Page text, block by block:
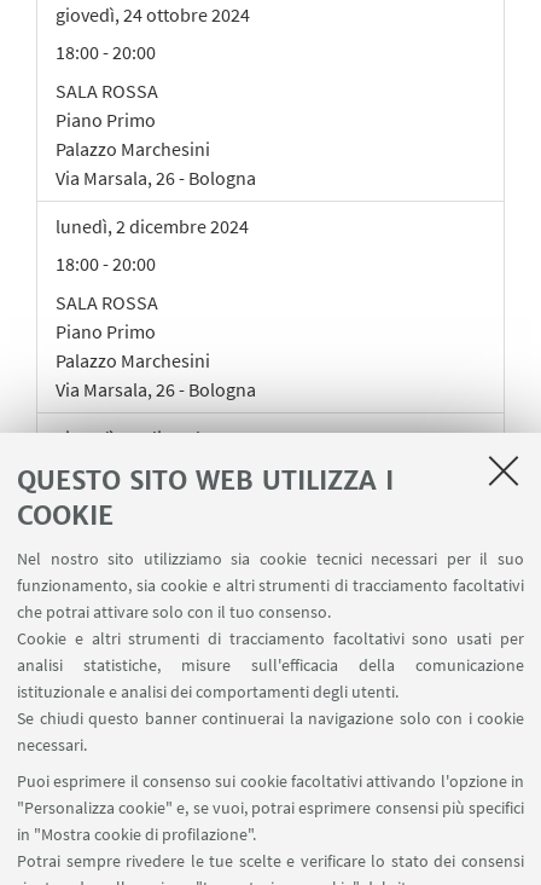
QUESTO SITO WEB UTILIZZA I
COOKIE
Nel nostro sito utilizziamo sia cookie tecnici necessari per il suo
funzionamento, sia cookie e altri strumenti di tracciamento facoltativi
che potrai attivare solo con il tuo consenso.
Cookie e altri strumenti di tracciamento facoltativi sono usati per
analisi statistiche, misure sull'efficacia della comunicazione
istituzionale e analisi dei comportamenti degli utenti.
Se chiudi questo banner continuerai la navigazione solo con i cookie
necessari.
Puoi esprimere il consenso sui cookie facoltativi attivando l'opzione in
"Personalizza cookie" e, se vuoi, potrai esprimere consensi più specifici
in "Mostra cookie di profilazione".
Potrai sempre rivedere le tue scelte e verificare lo stato dei consensi
giovedì, 24ottobre 2024
18:00 - 20:00
SALA ROSSA
Piano Primo
Palazzo Marchesini
Via Marsala, 26 - Bologna
lunedì, 2 dicembre 2024
18:00 - 20:00
SALA ROSSA
Piano Primo
Palazzo Marchesini
Via Marsala, 26 - Bologna
giovedì,19dicembre 2024
18:00 - 20:00
SALA ROSSA
Palazzo Marchesini
Via Marsala, 26 - Bologna
Collegiali V.O. - lezione obbligatoria / Collegiali N.O.
- lezione facoltativa
mercoledì
22
gennaio 2025
18:00 - 20:00
La lezione si terrà nel Plesso Scaravilli, Aula 4